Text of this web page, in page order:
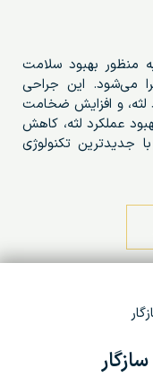
منظور بهبود سلامت
می‌شود. این جراحی
و افزایش ضخامت
عملکرد لثه، کاهش
جدیدترین تکنولوژی